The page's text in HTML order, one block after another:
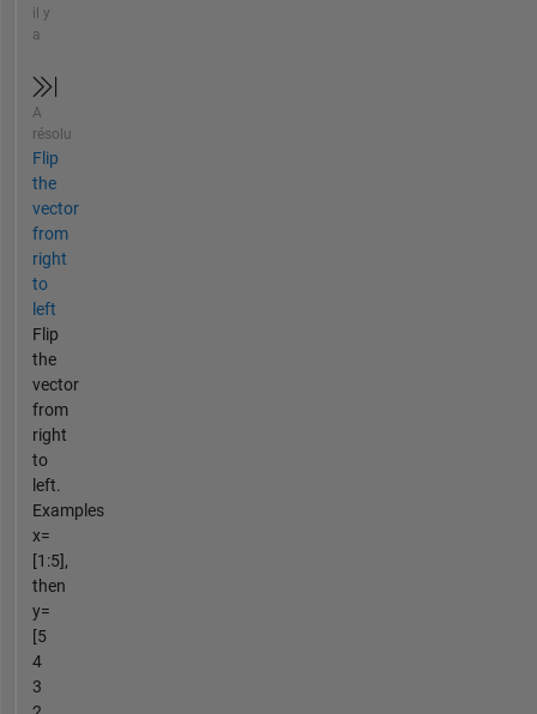
il y
a
A
résolu
Flip
the
vector
from
right
to
left
Flip
the
vector
from
right
to
left.
Examples
x=
[1:5],
then
y=
[5
4
3